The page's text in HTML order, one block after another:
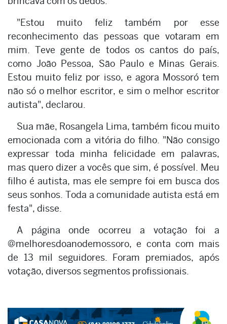
"Estou muito feliz também por esse
reconhecimento das pessoas que votaram em
mim. Teve gente de todos os cantos do país,
como João Pessoa, São Paulo e Minas Gerais.
Estou muito feliz por isso, e agora Mossoró tem
não só o melhor escritor, e sim o melhor escritor
autista", declarou.
Sua mãe, Rosangela Lima, também ficou muito
emocionada com a vitória do filho. "Não consigo
expressar toda minha felicidade em palavras,
mas quero dizer a vocês que sim, é possível. Meu
filho é autista, mas ele sempre foi em busca dos
seus sonhos. Toda a comunidade autista está em
festa", disse.
A página onde ocorreu a votação foi a
@melhoresdoanodemossoro, e conta com mais
de 13 mil seguidores. Foram premiados, após
votação, diversos segmentos profissionais.